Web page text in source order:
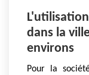
dans la
environs
Pour la